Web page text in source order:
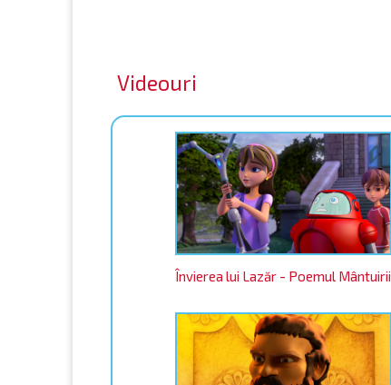
Videouri
Învierea lui Lazăr - Poemul Mântuirii